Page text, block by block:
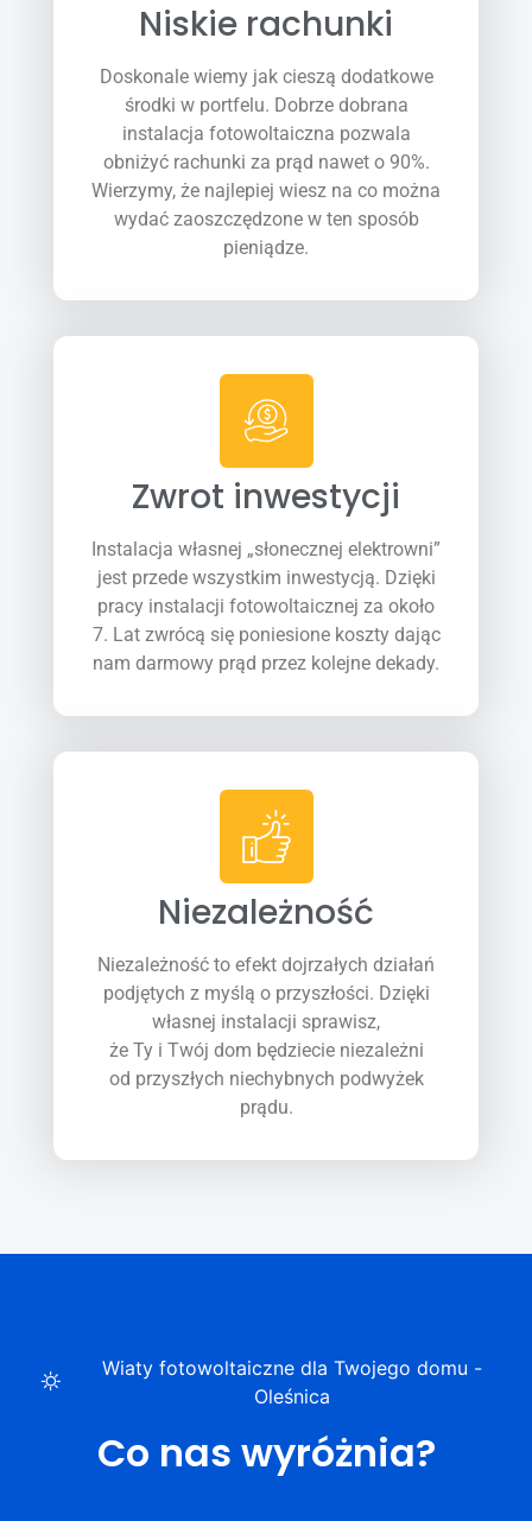
Niskie rachunki
Doskonale wiemy jak cieszą dodatkowe
środki w portfelu. Dobrze dobrana
instalacja fotowoltaiczna pozwala
obniżyć rachunki za prąd nawet o 90%.
Wierzymy, że najlepiej wiesz na co można
wydać zaoszczędzone w ten sposób
pieniądze.
Zwrot inwestycji
Instalacja własnej „słonecznej elektrowni”
jest przede wszystkim inwestycją. Dzięki
pracy instalacji fotowoltaicznej za około
7. Lat zwrócą się poniesione koszty dając
nam darmowy prąd przez kolejne dekady.
Niezależność
Niezależność to efekt dojrzałych działań
podjętych z myślą o przyszłości. Dzięki
własnej instalacji sprawisz,
że Ty i Twój dom będziecie niezależni
od przyszłych niechybnych podwyżek
prądu.
Wiaty fotowoltaiczne dla Twojego domu -
Oleśnica
Co nas wyróżnia?